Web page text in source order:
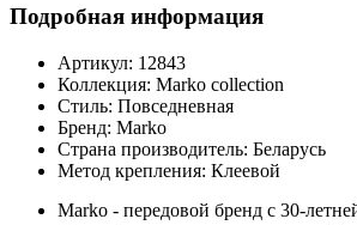
Подробная информация
Артикул: 12843
Коллекция: Marko collection
Стиль: Повседневная
Бренд: Marko
Страна производитель: Беларусь
Метод крепления: Клеевой
Marko - передовой бренд с 30-